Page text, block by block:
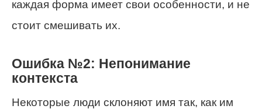
каждая форма имеет свои особенности, и не
стоит смешивать их.
Ошибка №2: Непонимание
контекста
Некоторые люди склоняют имя так, как им